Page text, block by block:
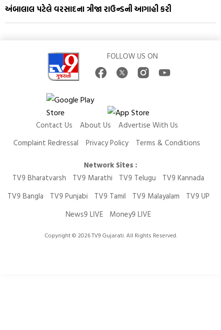
અંબાલાલ પટેલે વરસાદના ત્રીજા રાઉન્ડની આગાહી કરી
FOLLOW US ON
Contact Us About Us
Advertise With Us
Complaint Redressal
Privacy Policy
Terms & Conditions
Network Sites :
TV9 Bharatvarsh
TV9 Marathi TV9 Telugu
TV9 Kannada
TV9 Bangla
TV9 Punjabi TV9 Tamil TV9 Malayalam
TV9 UP
News9 LIVE
Money9 LIVE
Copyright © 2026 TV9 Gujarati. All Rights Reserved.